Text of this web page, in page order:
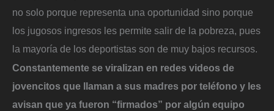
no solo porque representa una oportunidad sino porque
los jugosos ingresos les permite salir de la pobreza, pues
la mayoría de los deportistas son de muy bajos recursos.
Constantemente se viralizan en redes videos de
jovencitos que llaman a sus madres por teléfono y les
avisan que ya fueron “firmados” por algún equipo